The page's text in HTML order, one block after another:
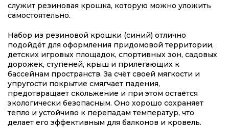
служит резиновая крошка, которую можно уложить
самостоятельно.
Набор из резиновой крошки (синий) отлично
подойдёт для оформления придомовой территории,
детских игровых площадок, спортивных зон, садовых
дорожек, ступеней, крыш и прилегающих к
бассейнам пространств. За счёт своей мягкости и
упругости покрытие смягчает падения,
предотвращает скольжение и при этом остаётся
экологически безопасным. Оно хорошо сохраняет
тепло и устойчиво к перепадам температур, что
делает его эффективным для балконов и кровель.